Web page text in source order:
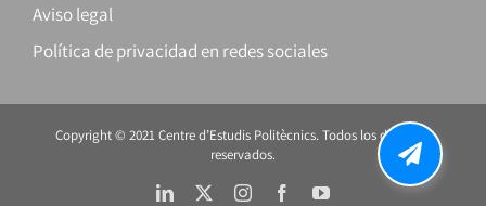
Aviso legal
Política de privacidad en redes sociales
Copyright © 2021 Centre d’Estudis Politècnics. Todos los derechos
reservados.
LinkedIn InstagramFacebookYouTube